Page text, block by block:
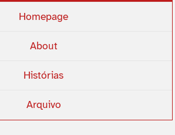
Homepage
About
Histórias
Arquivo